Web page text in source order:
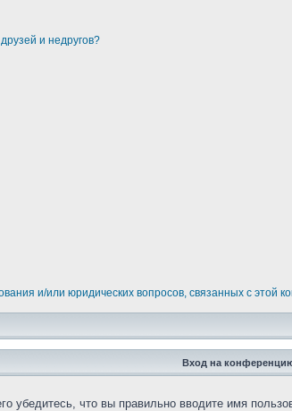
и недругов?
и/или юридических вопросов, связанных с этой
Вход на
убедитесь, что вы правильно вводите имя